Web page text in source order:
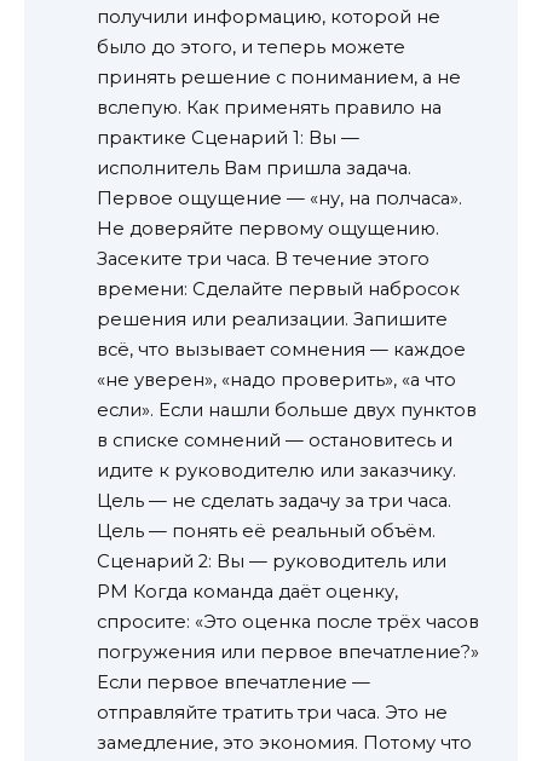
получили информацию, которой не
было до этого, и теперь можете
принять решение с пониманием, а не
вслепую. Как применять правило на
практике Сценарий 1: Вы —
исполнитель Вам пришла задача.
Первое ощущение — «ну, на полчаса».
Не доверяйте первому ощущению.
Засеките три часа. В течение этого
времени: Сделайте первый набросок
решения или реализации. Запишите
всё, что вызывает сомнения — каждое
«не уверен», «надо проверить», «а что
если». Если нашли больше двух пунктов
в списке сомнений — остановитесь и
идите к руководителю или заказчику.
Цель — не сделать задачу за три часа.
Цель — понять её реальный объём.
Сценарий 2: Вы — руководитель или
PM Когда команда даёт оценку,
спросите: «Это оценка после трёх часов
погружения или первое впечатление?»
Если первое впечатление —
отправляйте тратить три часа. Это не
замедление, это экономия. Потому что